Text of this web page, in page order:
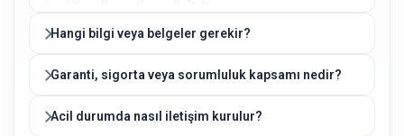
Hangi bilgi veya belgeler gerekir?
Garanti, sigorta veya sorumluluk kapsamı nedir?
Acil durumda nasıl iletişim kurulur?